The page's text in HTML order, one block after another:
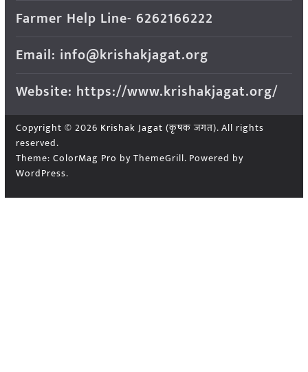
Farmer Help Line- 6262166222
Email: info@krishakjagat.org
Website: https://www.krishakjagat.org/
Copyright © 2026 Krishak Jagat (कृषक जगत). All rights
reserved.
Theme: ColorMag Pro by ThemeGrill. Powered by
WordPress.